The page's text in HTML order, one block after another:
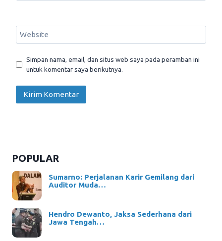
Website
Simpan nama, email, dan situs web saya pada peramban ini
untuk komentar saya berikutnya.
POPULAR
Sumarno: Perjalanan Karir Gemilang dari
Auditor Muda…
Hendro Dewanto, Jaksa Sederhana dari
Jawa Tengah…